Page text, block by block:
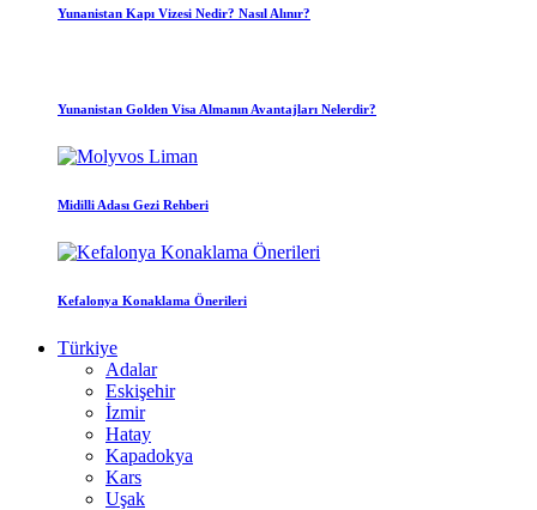
Yunanistan Kapı Vizesi Nedir? Nasıl Alınır?
Yunanistan Golden Visa Almanın Avantajları Nelerdir?
Midilli Adası Gezi Rehberi
Kefalonya Konaklama Önerileri
Türkiye
Adalar
Eskişehir
İzmir
Hatay
Kapadokya
Kars
Uşak